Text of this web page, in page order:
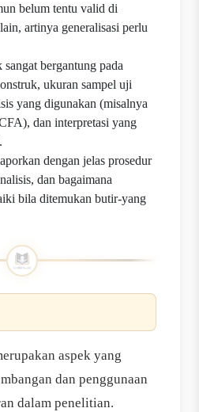
belum tentu valid di
artinya generalisasi perlu
bergantung pada
ukuran sampel uji
yang digunakan (misalnya
dan interpretasi yang
dengan jelas prosedur
dan bagaimana
bila ditemukan butir-yang
aspek yang
dan penggunaan
dalam penelitian.